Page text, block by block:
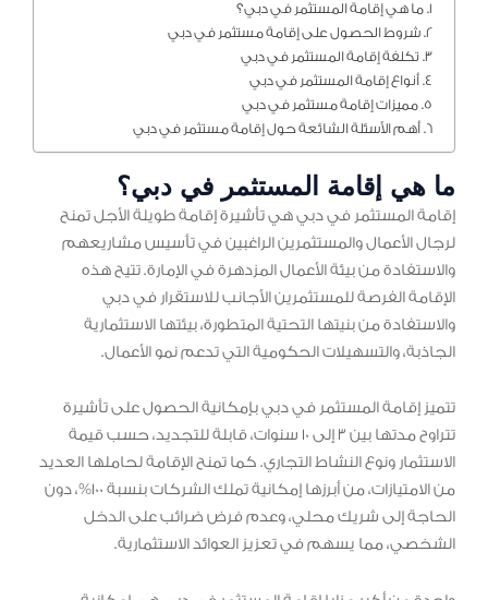
ما هي إقامة المستثمر في دبي؟
شروط الحصول على إقامة مستثمر في دبي
تكلفة إقامة المستثمر في دبي
أنواع إقامة المستثمر في دبي
مميزات إقامة مستثمر في دبي
أهم الأسئلة الشائعة حول إقامة مستثمر في دبي
ما هي إقامة المستثمر في دبي؟
إقامة المستثمر في دبي هي تأشيرة إقامة طويلة الأجل تمنح
لرجال الأعمال والمستثمرين الراغبين في تأسيس مشاريعهم
والاستفادة من بيئة الأعمال المزدهرة في الإمارة. تتيح هذه
الإقامة الفرصة للمستثمرين الأجانب للاستقرار في دبي
والاستفادة من بنيتها التحتية المتطورة، بيئتها الاستثمارية
الجاذبة، والتسهيلات الحكومية التي تدعم نمو الأعمال.
تتميز إقامة المستثمر في دبي بإمكانية الحصول على تأشيرة
تتراوح مدتها بين 3 إلى 10 سنوات، قابلة للتجديد، حسب قيمة
الاستثمار ونوع النشاط التجاري. كما تمنح الإقامة لحاملها العديد
من الامتيازات، من أبرزها إمكانية تملك الشركات بنسبة 100%، دون
الحاجة إلى شريك محلي، وعدم فرض ضرائب على الدخل
الشخصي، مما يسهم في تعزيز العوائد الاستثمارية.